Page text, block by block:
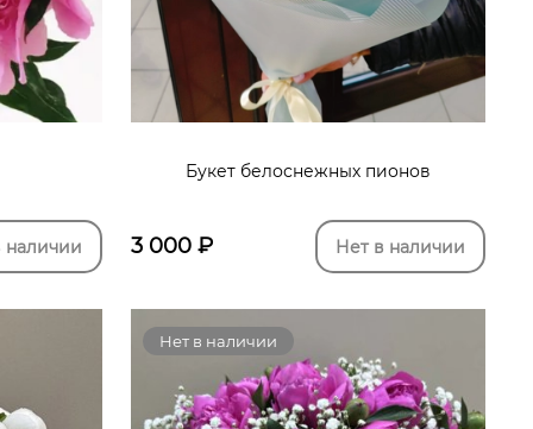
наличии
Букет белоснежных пионов
3 000₽ Нет в наличии
Нет в наличии